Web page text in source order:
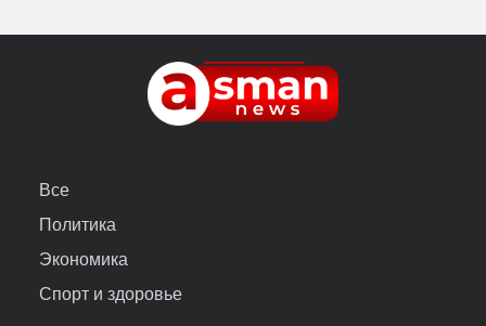
Все
Политика
Экономика
Спорт и здоровье